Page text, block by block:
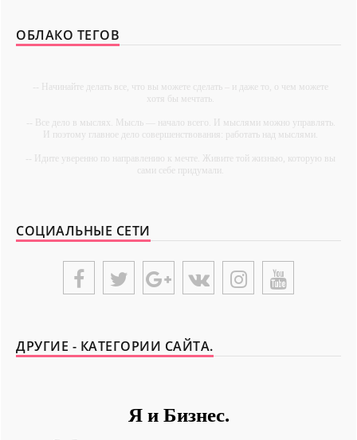
ОБЛАКО ТЕГОВ
-- Начинайте делать все, что вы можете сделать – и даже то, о чем можете
хотя бы мечтать.
-- Все дело в мыслях. Мысль — начало всего. И мыслями можно управлять.
И поэтому главное дело совершенствования: работать над мыслями.
-- Идите уверенно по направлению к мечте. Живите той жизнью, которую вы
сами себе придумали.
-- Лучшее, что можно сделать с хорошим советом, это пропустить его мимо
ушей. Он никогда не бывает полезен никому, кроме того, кто его дал.
-- Люблю давать советы и очень не люблю, когда их дают мне.
{UNIPLACE}
СОЦИАЛЬНЫЕ СЕТИ
ДРУГИЕ - КАТЕГОРИИ САЙТА.
Я и Бизнес.